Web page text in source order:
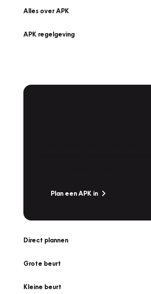
Alles over APK
APK regelgeving
Plan een APK in
Direct plannen
Grote beurt
Kleine beurt